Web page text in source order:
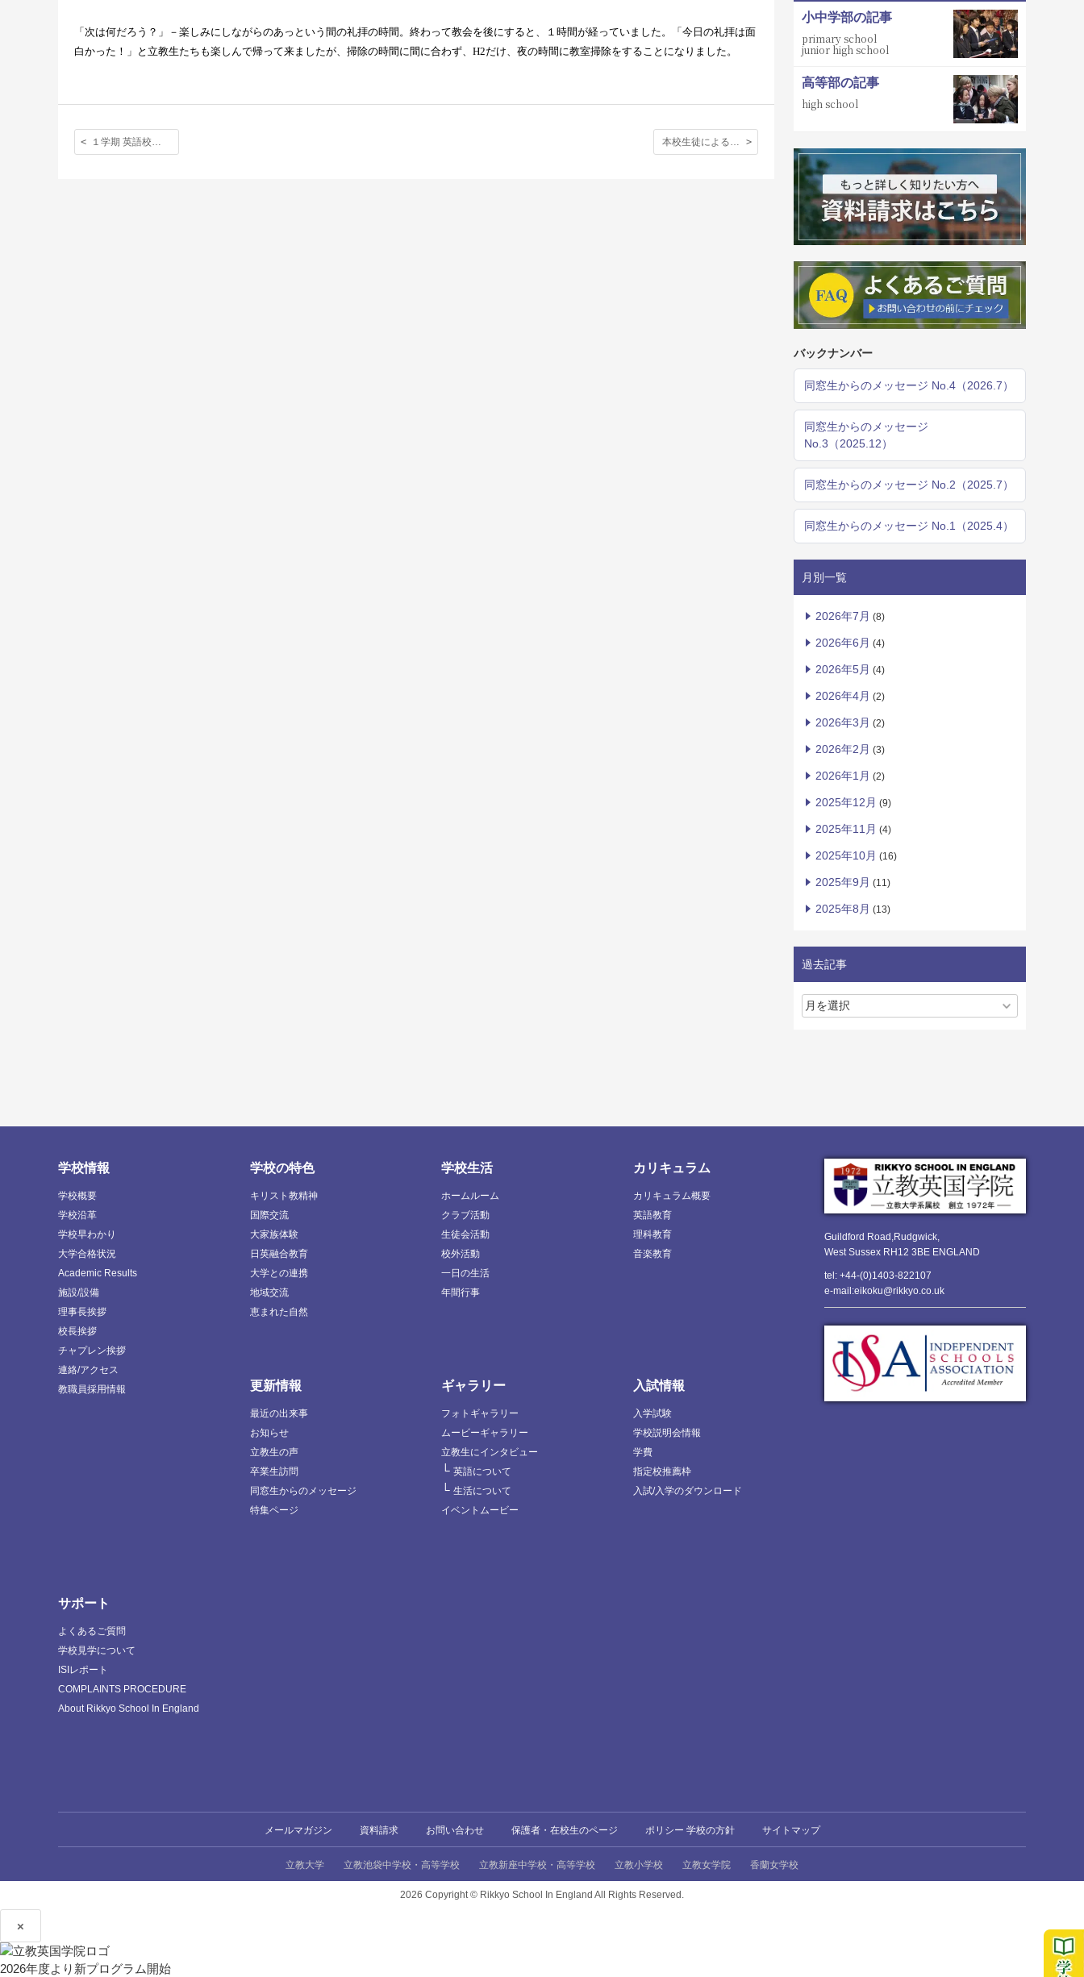
「次は何だろう？」－楽しみにしながらのあっという間の礼拝の時間。終わって教会を後にすると、１時間が経っていました。「今日の礼拝は面
白かった！」と立教生たちも楽しんで帰って来ましたが、掃除の時間に間に合わず、 H2だけ、夜の時間に教室掃除をすることになりました。
１学期 英語校外学習 最終回。「手段としての英語」を目的を持って使えたか？ 本校生徒による東日本大震災チャリティーコンサートが開かれ、150名を超す方々が来校しました。
小中学部の記事
primary school
junior high school
高等部の記事
high school
バックナンバー
同窓生からのメッセージ No.4（2026.7）
同窓生からのメッセージ
No.3（2025.12）
同窓生からのメッセージ No.2（2025.7）
同窓生からのメッセージ No.1（2025.4）
月別一覧
2026年7月 (8)
2026年6月 (4)
2026年5月 (4)
2026年4月 (2)
2026年3月 (2)
2026年2月 (3)
2026年1月 (2)
2025年12月 (9)
2025年11月 (4)
2025年10月 (16)
2025年9月 (11)
2025年8月 (13)
過去記事
Guildford Road,Rudgwick,
West Sussex RH12 3BE ENGLAND
tel: +44-(0)1403-822107
e-mail:eikoku@rikkyo.co.uk
学校情報
学校概要
学校沿革
学校早わかり
大学合格状況
Academic Results
施設/設備
理事長挨拶
校長挨拶
チャプレン挨拶
連絡/アクセス
教職員採用情報
学校の特色
キリスト教精神
国際交流
大家族体験
日英融合教育
大学との連携
地域交流
恵まれた自然
学校生活
ホームルーム
クラブ活動
生徒会活動
校外活動
一日の生活
年間行事
カリキュラム
カリキュラム概要
英語教育
理科教育
音楽教育
更新情報
最近の出来事
お知らせ
立教生の声
卒業生訪問
同窓生からのメッセージ
特集ページ
ギャラリー
フォトギャラリー
ムービーギャラリー
立教生にインタビュー
└ 英語について
└ 生活について
イベントムービー
入試情報
入学試験
学校説明会情報
学費
指定校推薦枠
入試/入学のダウンロード
サポート
よくあるご質問
学校見学について
ISIレポート
COMPLAINTS PROCEDURE
About Rikkyo School In England
メールマガジン 資料請求 お問い合わせ 保護者・在校生のページ ポリシー 学校の方針 サイトマップ
立教大学 立教池袋中学校・高等学校 立教新座中学校・高等学校 立教小学校 立教女学院 香蘭女学校
2026 Copyright © Rikkyo School In England All Rights Reserved.
×
2026年度より新プログラム開始